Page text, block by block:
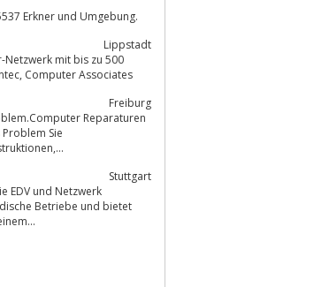
Handy und Smartphone in 15537 Erkner und Umgebung.
Lippstadt
Teilnehmern. Zertifizierte Partnerschaften mit Microsoft, HP, FSC, Norman Data, F-secure, Symantec, Computer Associates
Freiburg
Sie
Wasserschäden, Datenrekonstruktionen,...
Stuttgart
Betriebe und bietet
Bei einem...